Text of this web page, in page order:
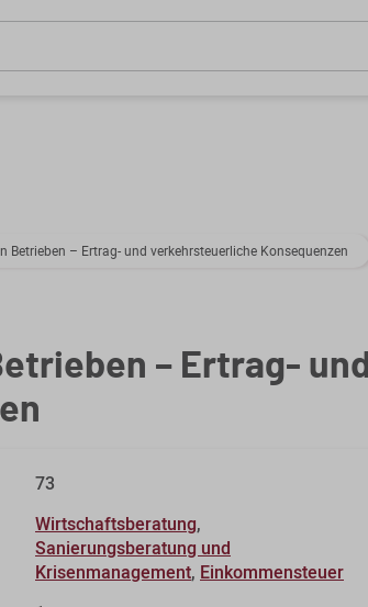
Betrieben – Ertrag- und verkehrsteuerliche Konsequenzen
– Ertrag- und
73
Wirtschaftsberatung,
Sanierungsberatung und
Krisenmanagement, Einkommensteuer